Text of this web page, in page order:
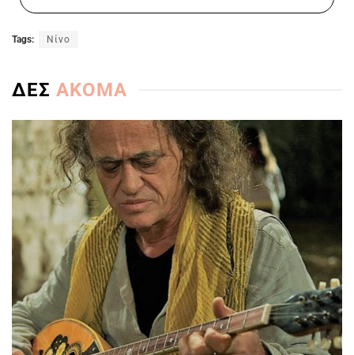
Tags: Νίνο
ΔΕΣ ΑΚΟΜΑ